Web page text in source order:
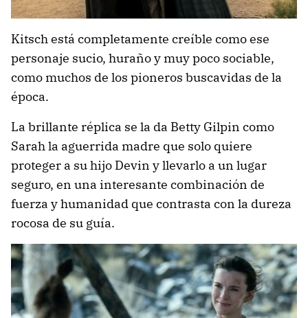
Kitsch está completamente creíble como ese
personaje sucio, huraño y muy poco sociable,
como muchos de los pioneros buscavidas de la
época.
La brillante réplica se la da Betty Gilpin como
Sarah la aguerrida madre que solo quiere
proteger a su hijo Devin y llevarlo a un lugar
seguro, en una interesante combinación de
fuerza y humanidad que contrasta con la dureza
rocosa de su guía.